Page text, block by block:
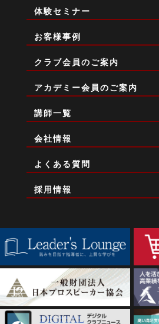
体験セミナー
お客様事例
クラブ会員のご案内
アカデミー会員のご案内
講師一覧
会社情報
よくある質問
採用情報